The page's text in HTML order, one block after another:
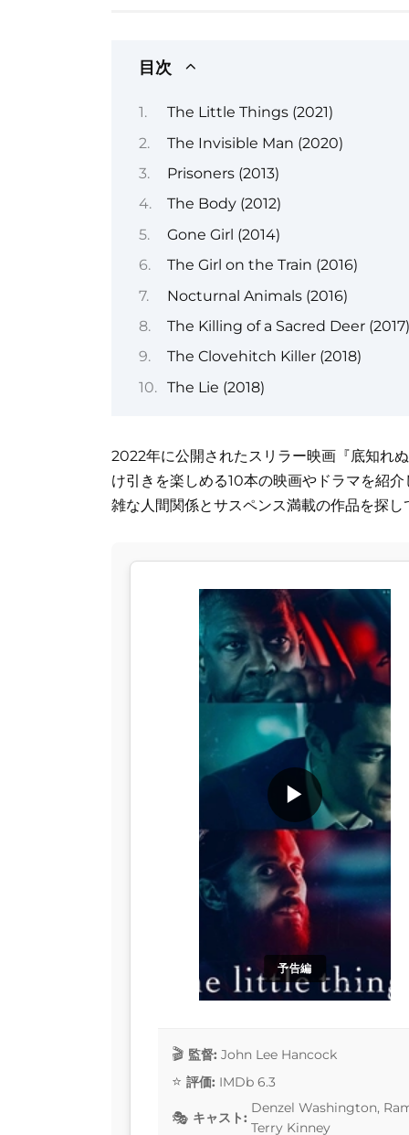
目次
The Little Things (2021)
The Invisible Man (2020)
Prisoners (2013)
The Body (2012)
Gone Girl (2014)
The Girl on the Train (2016)
Nocturnal Animals (2016)
The Killing of a Sacred Deer (2017)
The Clovehitch Killer (2018)
The Lie (2018)
2022年に公開されたスリラー映画『底知れ
け引きを楽しめる10本の映画やドラマを紹
雑な人間関係とサスペンス満載の作品を探
予告編
▶
監督: John Lee Hancock
評価: IMDb 6.3
キャスト:
Denzel Washington,
Terry Kinney